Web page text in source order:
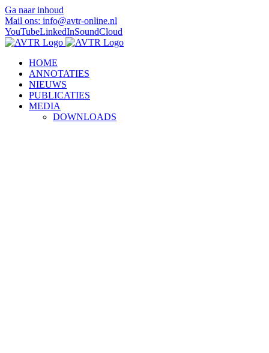
Ga naar inhoud
Mail ons: info@avtr-online.nl
YouTubeLinkedInSoundCloud
HOME
ANNOTATIES
NIEUWS
PUBLICATIES
MEDIA
DOWNLOADS